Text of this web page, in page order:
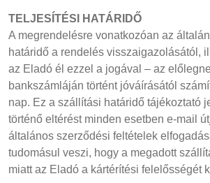
TELJESÍTÉSI HATÁRIDŐ
A megrendelésre vonatkozóan az
határidő a rendelés visszaigazolásától,
az Eladó él ezzel a jogával – az
bankszámláján történt jóváírásától
nap. Ez a szállítási határidő tájékoztató
történő eltérést minden esetben e-mail
általános szerződési feltételek
tudomásul veszi, hogy a megadott
miatt az Eladó a kártérítési felelősségét